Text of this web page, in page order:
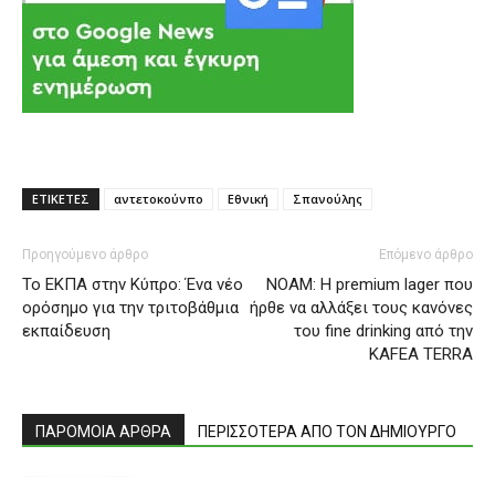
ΕΤΙΚΕΤΕΣ αντετοκούνπο Εθνική Σπανούλης
Προηγούμενο άρθρο
Το ΕΚΠΑ στην Κύπρο: Ένα νέο
ορόσημο για την τριτοβάθμια
εκπαίδευση
Επόμενο άρθρο
NOAM: Η premium lager που
ήρθε να αλλάξει τους κανόνες
του fine drinking από την
KAFEA TERRA
ΠΑΡΟΜΟΙΑ ΑΡΘΡΑ ΠΕΡΙΣΣΟΤΕΡΑ ΑΠΟ ΤΟΝ ΔΗΜΙΟΥΡΓΟ